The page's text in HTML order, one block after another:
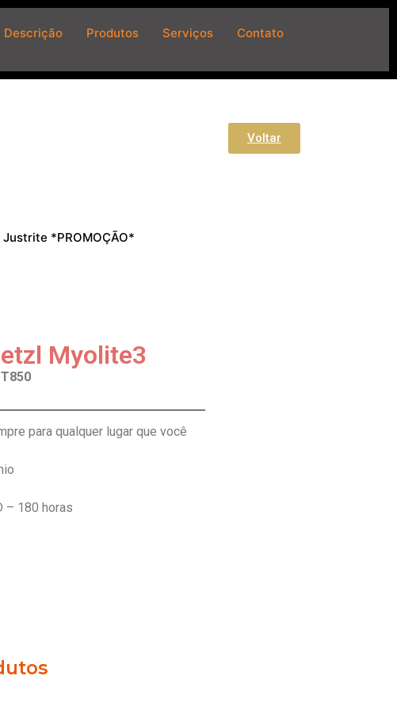
Descrição Produtos Serviços Contato
Voltar
*PROMOÇÃO*
Myolite3
para qualquer lugar que você
– 180 horas